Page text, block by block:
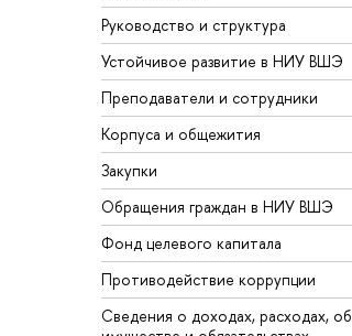
Руководство и структура
Устойчивое развитие в НИУ ВШЭ
Преподаватели и сотрудники
Корпуса и общежития
Закупки
Обращения граждан в НИУ ВШЭ
Фонд целевого капитала
Противодействие коррупции
Сведения о доходах, расходах, об